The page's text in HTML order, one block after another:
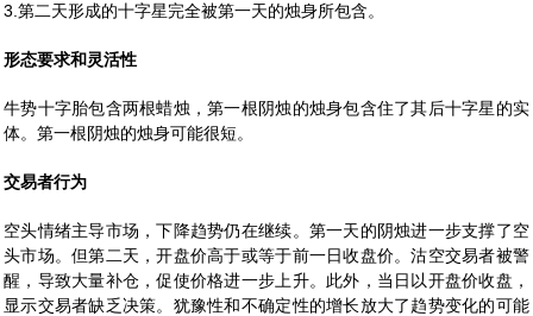
3.第二天形成的十字星完全被第一天的烛身所包含。
形态要求和灵活性
牛势十字胎包含两根蜡烛，第一根阴烛的烛身包含住了其后十字星的实
体。第一根阴烛的烛身可能很短。
交易者行为
空头情绪主导市场，下降趋势仍在继续。第一天的阴烛进一步支撑了空
头市场。但第二天，开盘价高于或等于前一日收盘价。沽空交易者被警
醒，导致大量补仓，促使价格进一步上升。此外，当日以开盘价收盘，
显示交易者缺乏决策。犹豫性和不确定性的增长放大了趋势变化的可能